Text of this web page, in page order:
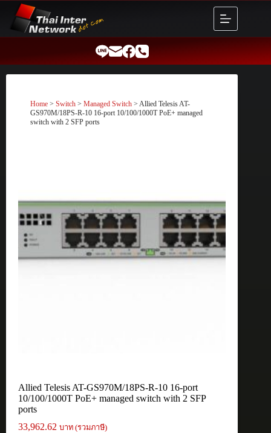
content
Home > Switch > Managed Switch > Allied Telesis AT-
GS970M/18PS-R-10 16-port 10/100/1000T PoE+ managed
switch with 2 SFP ports
Allied Telesis AT-GS970M/18PS-R-10 16-port
10/100/1000T PoE+ managed switch with 2 SFP
ports
33,962.62 บาท (รวมภาษี)